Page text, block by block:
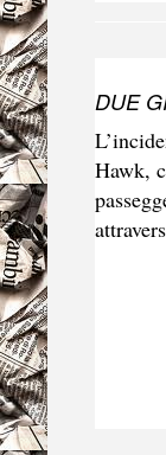
DUE
Hawk,